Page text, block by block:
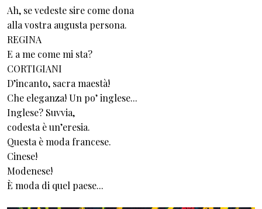
Ah, se vedeste sire come dona
alla vostra augusta persona.
REGINA
E a me come mi sta?
CORTIGIANI
D’incanto, sacra maestà!
Che eleganza! Un po’ inglese...
Inglese? Suvvia,
codesta è un’eresia.
Questa è moda francese.
Cinese!
Modenese!
È moda di quel paese...